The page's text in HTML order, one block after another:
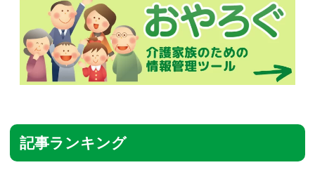
記事ランキング